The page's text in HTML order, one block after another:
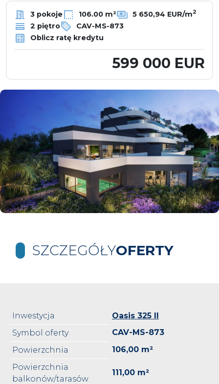
3 pokoje 106.00 m² 5 650,94 EUR/m2
2 piętro
CAV-MS-873
Oblicz ratę kredytu
599 000 EUR
SZCZEGÓŁYOFERTY
Inwestycja
Oasis 325 II
Symbol oferty
CAV-MS-873
Powierzchnia
106,00 m²
Powierzchnia
balkonów/tarasów
111,00 m²